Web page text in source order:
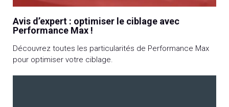
Avis d’expert : optimiser le ciblage avec
Performance Max !
Découvrez toutes les particularités de Performance Max
pour optimiser votre ciblage.